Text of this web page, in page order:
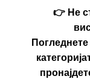
👉 Не